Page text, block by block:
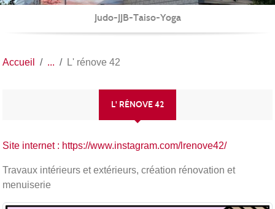
Judo-JJB-Taiso-Yoga
Accueil L' rénove 42
L' RÉNOVE 42
Site internet : https://www.instagram.com/lrenove42/
Travaux intérieurs et extérieurs, création rénovation et
menuiserie